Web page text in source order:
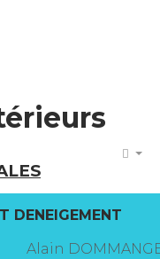
DENEIGEMENT
Alain